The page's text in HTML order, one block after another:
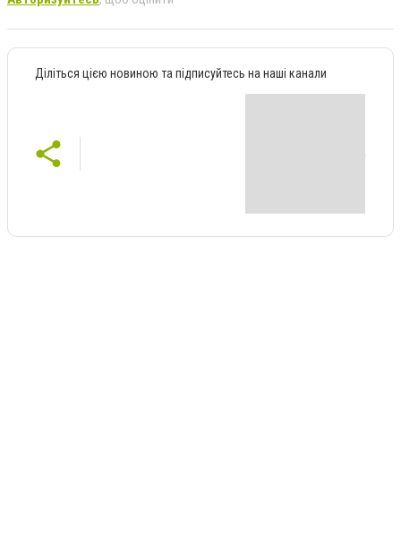
Діліться цією новиною та підписуйтесь на наші канали